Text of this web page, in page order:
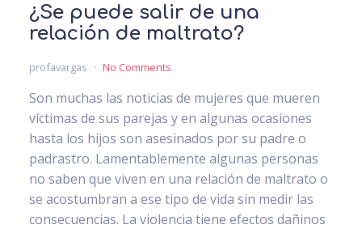
¿Se puede salir de una
relación de maltrato?
profavargas No Comments
Son muchas las noticias de mujeres que mueren
víctimas de sus parejas y en algunas ocasiones
hasta los hijos son asesinados por su padre o
padrastro. Lamentablemente algunas personas
no saben que viven en una relación de maltrato o
se acostumbran a ese tipo de vida sin medir las
consecuencias. La violencia tiene efectos dañinos